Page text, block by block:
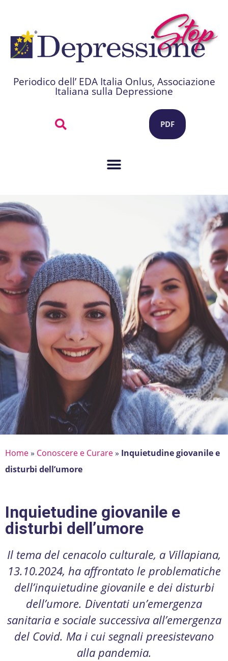
Periodico dell’ EDA Italia Onlus, Associazione
Italiana sulla Depressione
PDF
Home» Conoscere e Curare» Inquietudine giovanile e
disturbi dell’umore
Inquietudine giovanile e
disturbi dell’umore
Il tema del cenacolo culturale, a Villapiana,
13.10.2024, ha affrontato le problematiche
dell’inquietudine giovanile e dei disturbi
dell’umore. Diventati un’emergenza
sanitaria e sociale successiva all’emergenza
del Covid. Ma i cui segnali preesistevano
alla pandemia.